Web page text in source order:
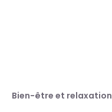
Bien-être et relaxation